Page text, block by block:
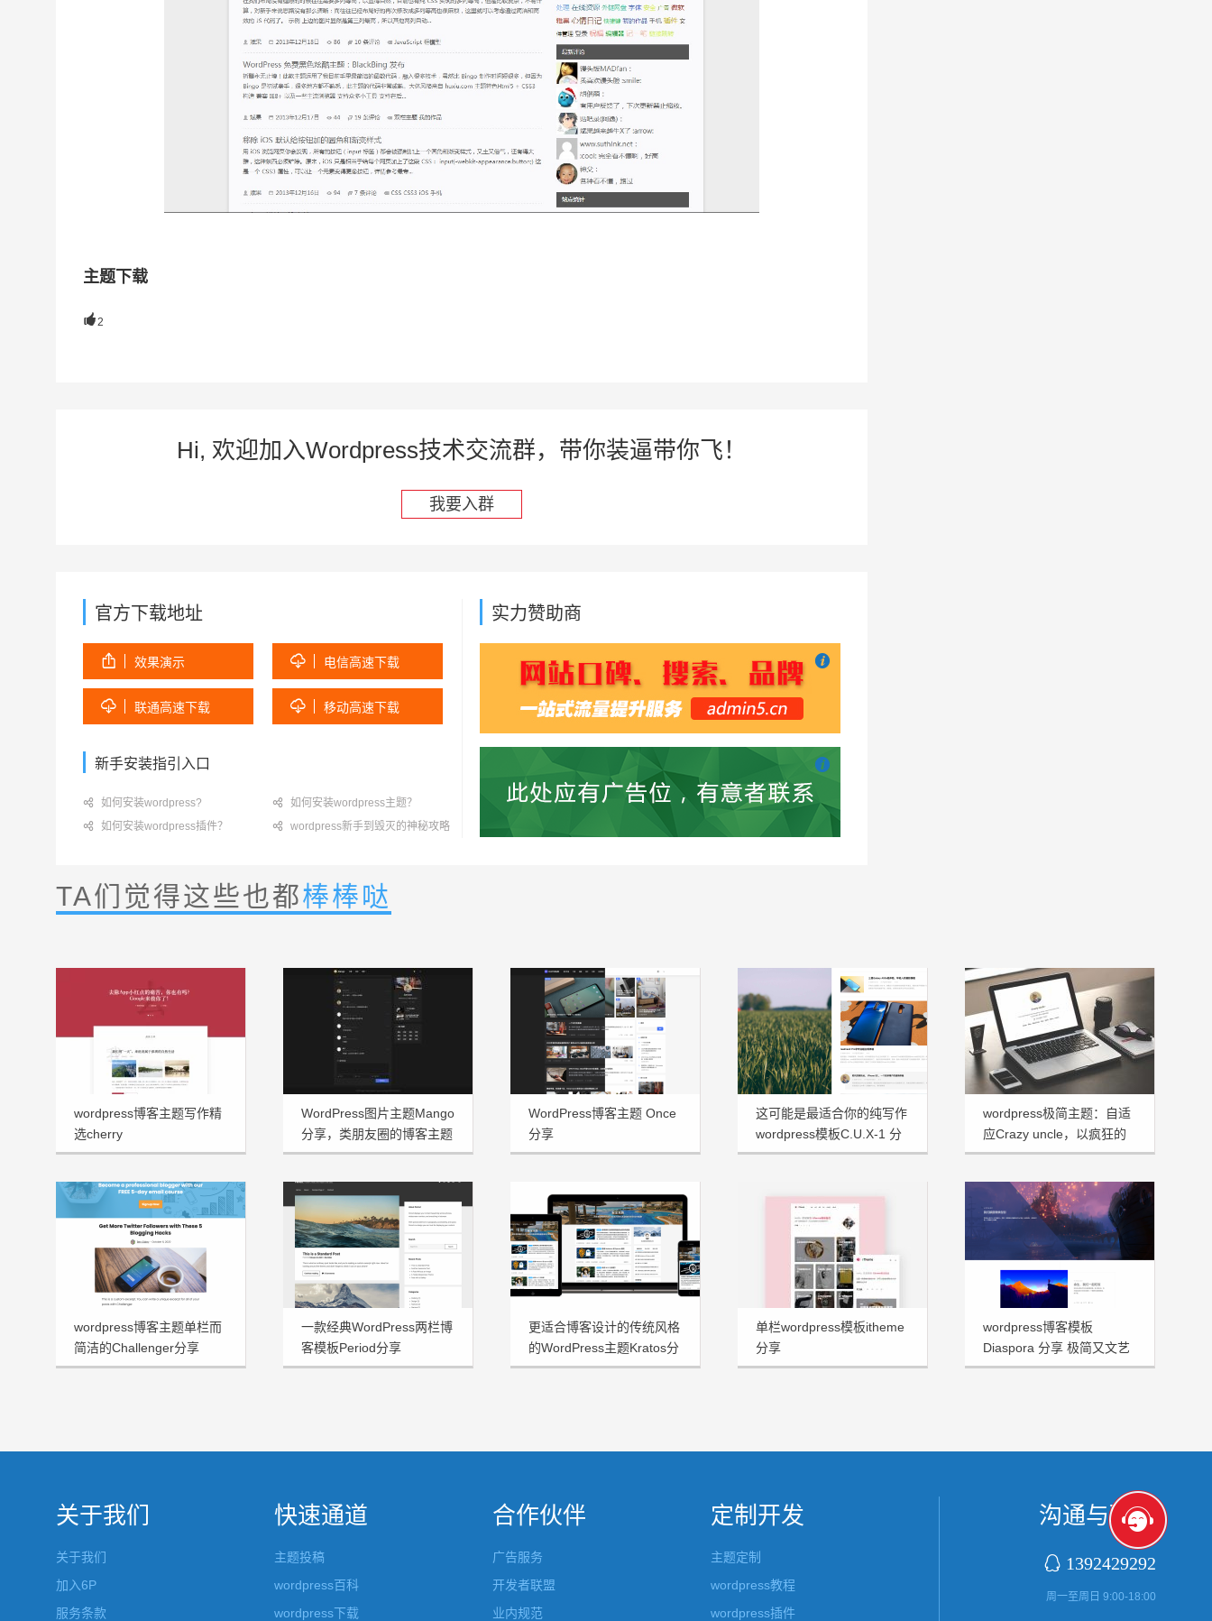
主题下载
2
Hi, 欢迎加入Wordpress技术交流群，带你装逼带你飞！
我要入群
官方下载地址
 效果演示  电信高速下载
 联通高速下载  移动高速下载
新手安装指引入口
 如何安装wordpress?  如何安装wordpress主题？
 如何安装wordpress插件？  wordpress新手到毁灭的神秘攻略
实力赞助商


TA们觉得这些也都棒棒哒
wordpress博客主题写作精
选cherry
WordPress图片主题Mango
分享，类朋友圈的博客主题
WordPress博客主题 Once
分享
这可能是最适合你的纯写作
wordpress模板C.U.X-1 分
享
wordpress极简主题：自适
应Crazy uncle，以疯狂的
大叔命名！
wordpress博客主题单栏而
简洁的Challenger分享
一款经典WordPress两栏博
客模板Period分享
更适合博客设计的传统风格
的WordPress主题Kratos分
享
单栏wordpress模板itheme
分享
wordpress博客模板
Diaspora 分享 极简又文艺
十足
关于我们
关于我们
加入6P
服务条款
快速通道
主题投稿
wordpress百科
wordpress下载
合作伙伴
广告服务
开发者联盟
业内规范
定制开发
主题定制
wordpress教程
wordpress插件
沟通与联系
 1392429292
周一至周日 9:00-18:00